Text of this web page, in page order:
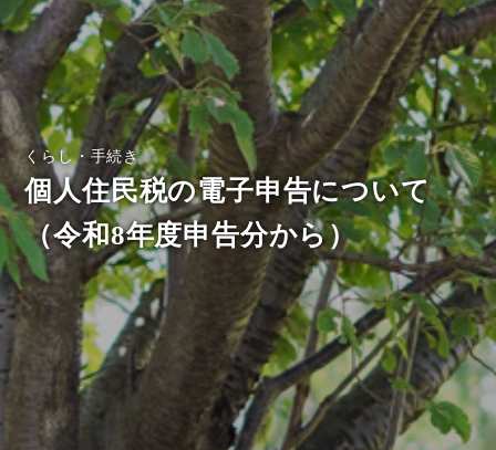
くらし・手続き
個人住民税の電子申告について
（令和8年度申告分から）